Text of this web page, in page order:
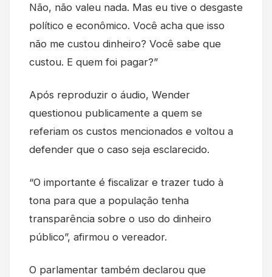
Não, não valeu nada. Mas eu tive o desgaste
político e econômico. Você acha que isso
não me custou dinheiro? Você sabe que
custou. E quem foi pagar?”
Após reproduzir o áudio, Wender
questionou publicamente a quem se
referiam os custos mencionados e voltou a
defender que o caso seja esclarecido.
“O importante é fiscalizar e trazer tudo à
tona para que a população tenha
transparência sobre o uso do dinheiro
público”, afirmou o vereador.
O parlamentar também declarou que